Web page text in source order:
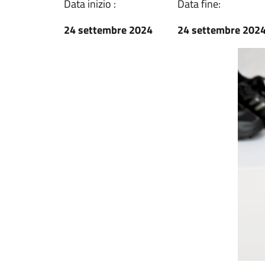
Data inizio :
24 settembre 2024
Data fine:
24 settembre